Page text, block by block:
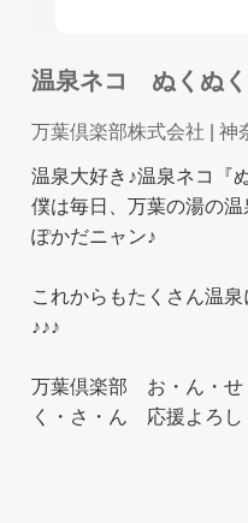
温泉ネコ ぬくぬ
万葉倶楽部株式会社 | 神
温泉大好き♪温泉ネコ『
僕は毎日、万葉の湯の
ぽかだニャン♪
これからもたくさん温
♪♪♪
万葉倶楽部 お・ん・せ
く・さ・ん 応援よろし